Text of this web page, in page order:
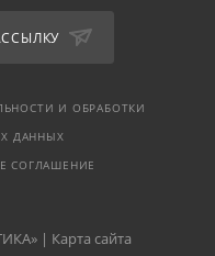
И ОБРАБОТКИ
ДАННЫХ
СОГЛАШЕНИЕ
| Карта сайта